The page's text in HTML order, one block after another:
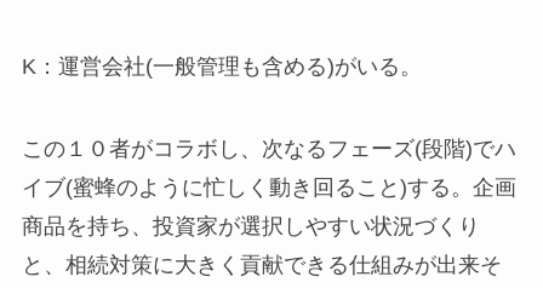
K：運営会社(一般管理も含める)がいる。
この１０者がコラボし、次なるフェーズ(段階)でハ
イブ(蜜蜂のように忙しく動き回ること)する。企画
商品を持ち、投資家が選択しやすい状況づくり
と、相続対策に大きく貢献できる仕組みが出来そ